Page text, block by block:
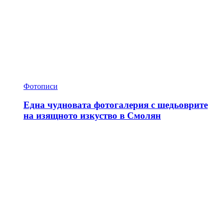
Фотописи
Една чудновата фотогалерия с шедьоврите
на изящното изкуство в Смолян